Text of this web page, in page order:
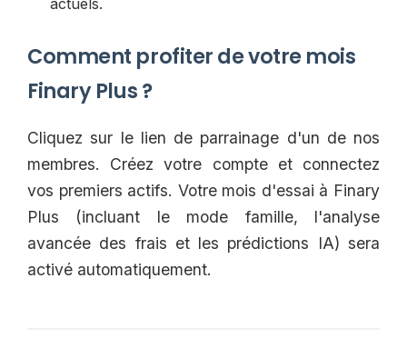
actuels.
Comment profiter de votre mois
Finary Plus ?
Cliquez sur le lien de parrainage d'un de nos
membres. Créez votre compte et connectez
vos premiers actifs. Votre mois d'essai à Finary
Plus (incluant le mode famille, l'analyse
avancée des frais et les prédictions IA) sera
activé automatiquement.